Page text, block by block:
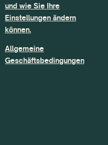
und wie Sie Ihre
Einstellungen ändern
können.
Allgemeine
Geschäftsbedingungen